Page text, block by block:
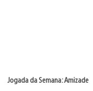
Jogada da Semana: Amizade